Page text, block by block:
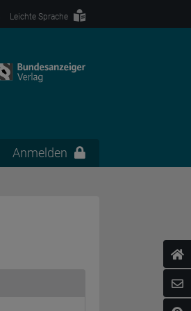
Leichte Sprache
Anmelden